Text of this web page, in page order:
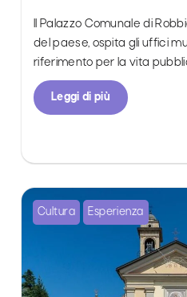
Il Palazzo Comunale di
del paese, ospita gli uffici
riferimento per la vita
Leggi di più
Cultura Esperienza